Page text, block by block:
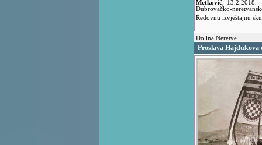
Metković 13.2.2018.
Dubrovačko-
Redovnu izvještajnu
Dolina Neretve
Proslava Hajdukova